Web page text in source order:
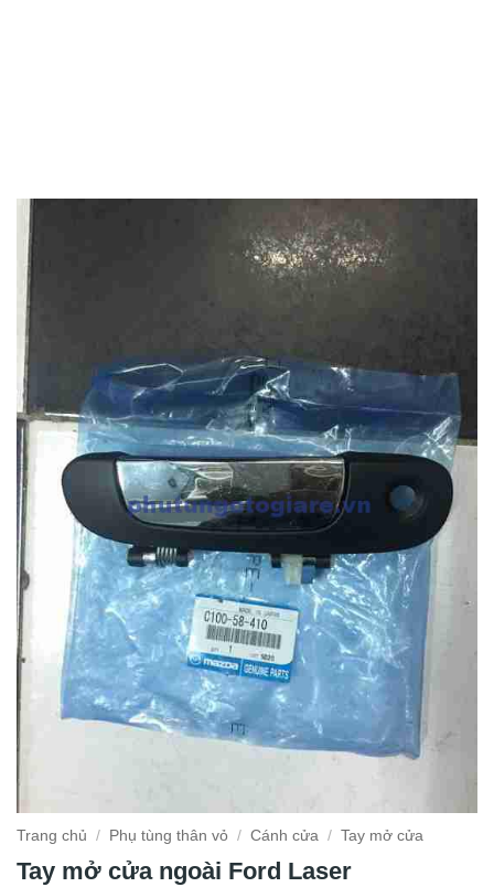
Trang chủ / Phụ tùng thân vỏ / Cánh cửa / Tay mở cửa
Tay mở cửa ngoài Ford Laser